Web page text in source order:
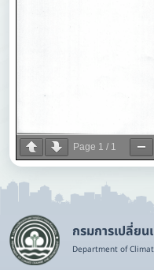
Page 1 / 1
กรมการเปลี่ย
Department of